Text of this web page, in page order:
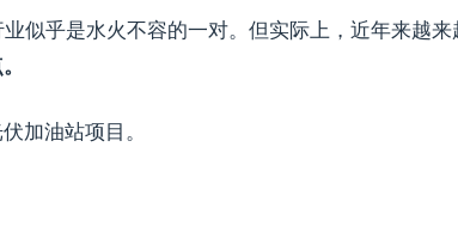
似乎是水火不容的一对。但实际上，近年来越
加油站项目。